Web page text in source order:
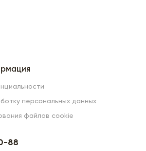
персональных данных
файлов cookie
88